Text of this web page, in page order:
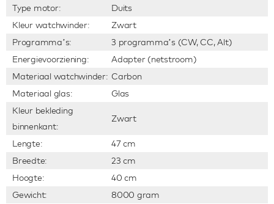
Type motor:
Duits
Kleur watchwinder:
Zwart
Programma’s:
3 programma’s (CW, CC, Alt)
Energievoorziening:
Adapter (netstroom)
Materiaal watchwinder: Carbon
Materiaal glas:
Glas
Kleur bekleding
binnenkant:
Zwart
Lengte:
47 cm
Breedte:
23 cm
Hoogte:
40 cm
Gewicht:
8000 gram